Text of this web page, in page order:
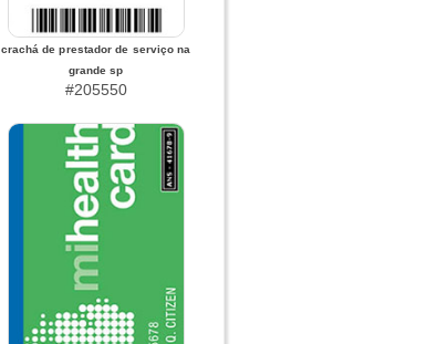
crachá de prestador de serviço na
grande sp
#205550